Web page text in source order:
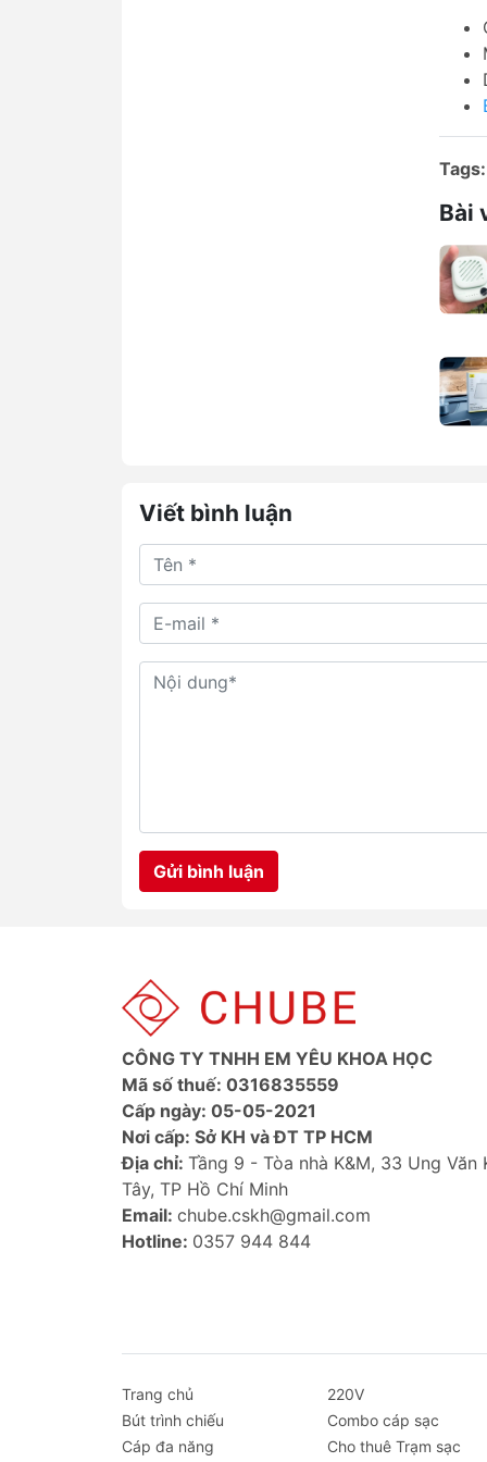
Tags:
Bài
Viết bình luận
Gửi bình luận
CÔNG TY TNHH EM YÊU KHOA HỌC
Mã số thuế: 0316835559
Cấp ngày: 05-05-2021
Nơi cấp: Sở KH và ĐT TP HCM
Địa chỉ: Tầng 9 - Tòa nhà K&M, 33 Ung Văn
Tây, TP Hồ Chí Minh
Email: chube.cskh@gmail.com
Hotline: 0357 944 844
Trang chủ
220V
Bút trình chiếu
Combo cáp sạc
Cáp đa năng
Cho thuê Trạm sạc